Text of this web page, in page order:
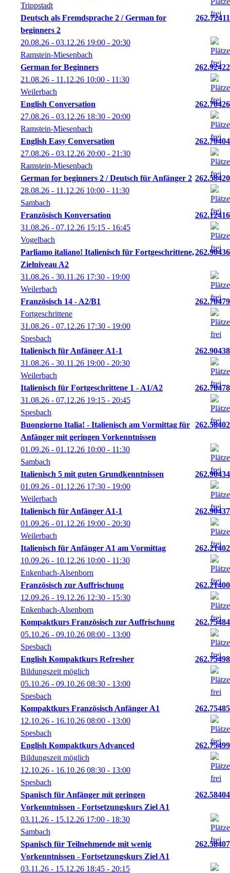
Trippstadt
Deutsch als Fremdsprache 2 / German for
beginners 2
262.72411
20.08.26 - 03.12.26 19:00 - 20:30
Ramstein-Miesenbach
German for Beginners
262.92422
21.08.26 - 11.12.26 10:00 - 11:30
Weilerbach
English Conversation
262.70426
27.08.26 - 03.12.26 18:30 - 20:00
Ramstein-Miesenbach
English Easy Conversation
262.70404
27.08.26 - 03.12.26 20:00 - 21:30
Ramstein-Miesenbach
German for beginners 2 / Deutsch für Anfänger 2 262.58420
28.08.26 - 11.12.26 10:00 - 11:30
Sambach
Französisch Konversation
262.12416
31.08.26 - 07.12.26 15:15 - 16:45
Vogelbach
Parliamo italiano! Italienisch für Fortgeschrittene,
Zielniveau A2
262.90436
31.08.26 - 30.11.26 17:30 - 19:00
Weilerbach
Französisch 14 - A2/B1
262.70479
Fortgeschrittene
31.08.26 - 07.12.26 17:30 - 19:00
Spesbach
Italienisch für Anfänger A1-1
262.90438
31.08.26 - 30.11.26 19:00 - 20:30
Weilerbach
Italienisch für Fortgeschrittene 1 - A1/A2
262.70478
31.08.26 - 07.12.26 19:15 - 20:45
Spesbach
Buongiorno Italia! - Italienisch am Vormittag für
Anfänger mit geringen Vorkenntnissen
262.58402
01.09.26 - 01.12.26 10:00 - 11:30
Sambach
Italienisch 5 mit guten Grundkenntnissen
262.90434
01.09.26 - 01.12.26 17:30 - 19:00
Weilerbach
Italienisch für Anfänger A1-1
262.90437
01.09.26 - 01.12.26 19:00 - 20:30
Weilerbach
Italienisch für Anfänger A1 am Vormittag
262.21402
10.09.26 - 10.12.26 10:00 - 11:30
Enkenbach-Alsenborn
Französisch zur Auffrischung
262.21400
12.09.26 - 19.12.26 12:30 - 15:30
Enkenbach-Alsenborn
Kompaktkurs Französisch zur Auffrischung
262.75484
05.10.26 - 09.10.26 08:00 - 13:00
Spesbach
English Kompaktkurs Refresher
262.75498
Bildungszeit möglich
05.10.26 - 09.10.26 08:30 - 13:00
Spesbach
Kompaktkurs Französisch Anfänger A1
262.75485
12.10.26 - 16.10.26 08:00 - 13:00
Spesbach
English Kompaktkurs Advanced
262.75499
Bildungszeit möglich
12.10.26 - 16.10.26 08:30 - 13:00
Spesbach
Spanisch für Anfänger mit geringen
Vorkenntnissen - Fortsetzungskurs Ziel A1
262.58404
03.11.26 - 15.12.26 17:00 - 18:30
Sambach
Spanisch für Teilnehmende mit wenig
Vorkenntnissen - Fortsetzungskurs Ziel A1
262.58407
03.11.26 - 15.12.26 18:45 - 20:15